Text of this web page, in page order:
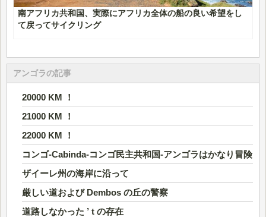
南アフリカ共和国、実際にアフリカ全体の船の良い希望をし
て戻ってサイクリング
アンゴラの記事
20000 KM ！
21000 KM ！
22000 KM ！
コンゴ-Cabinda-コンゴ民主共和国-アンゴラはかなり冒険
ザイーレ州の海岸に沿って
厳しい道および Dembos の丘の警察
道路しなかった ’ t の存在